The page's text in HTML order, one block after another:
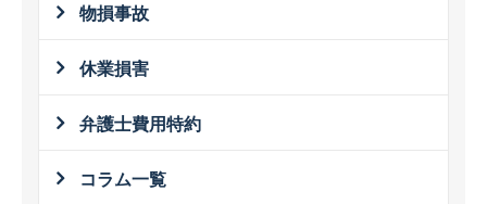
物損事故
休業損害
弁護士費用特約
コラム一覧